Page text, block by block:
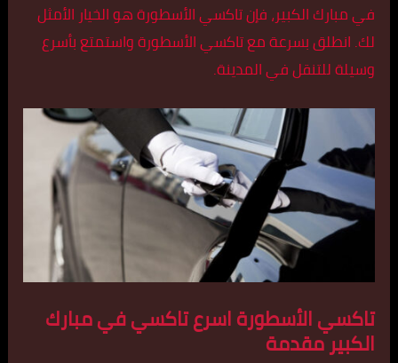
في مبارك الكبير، فإن تاكسي الأسطورة هو الخيار الأمثل
لك. انطلق بسرعة مع تاكسي الأسطورة واستمتع بأسرع
وسيلة للتنقل في المدينة.
تاكسي الأسطورة اسرع تاكسي في مبارك
الكبير مقدمة